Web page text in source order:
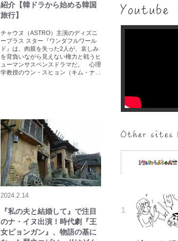
紹介【韓ドラから始める韓国
旅行】
チャウヌ（ASTRO）主演のディズニ
ープラス スター『ワンダフルワール
ド』は、肉親を失った2人が、哀しみ
を背負いながら見えない権力と戦うヒ
ューマンサスペンスドラマだ。 心理
学教授のウン・スヒョン（キム・ナ…
2024.2.14
『私の夫と結婚して』で注目
のナ・イヌ出演！時代劇『王
女ピョンガン』、物語の基に